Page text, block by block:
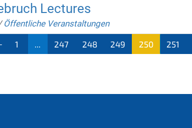
Lectures
Öffentliche Veranstaltungen
1 247 248 249
250
251